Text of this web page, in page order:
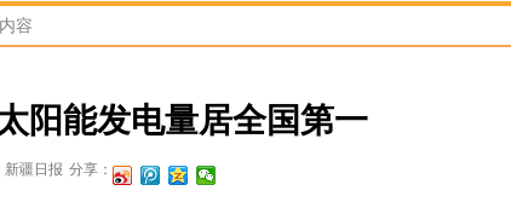
容
阳能发电量居全国第一
新疆日报 分享：